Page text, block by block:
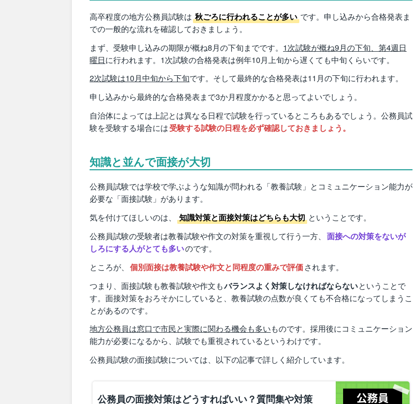
高卒程度の地方公務員試験は 秋ごろに行われることが多い です。申し込みから合格発表ま
での一般的な流れを確認しておきましょう。
まず、受験申し込みの期限が概ね8月の下旬までです。 1次試験が概ね9月の下旬、第4週日
曜日に行われます。1次試験の合格発表は例年10月上旬から遅くても中旬くらいです。
2次試験は10月中旬から下旬です。そして最終的な合格発表は11月の下旬に行われます。
申し込みから最終的な合格発表まで3か月程度かかると思ってよいでしょう。
自治体によっては上記とは異なる日程で試験を行っているところもあるでしょう。公務員試
験を受験する場合には受験する試験の日程を必ず確認しておきましょう。
知識と並んで面接が大切
公務員試験では学校で学ぶような知識が問われる「教養試験」とコミュニケーション能力が
必要な「面接試験」があります。
気を付けてほしいのは、
知識対策と面接対策はどちらも大切 ということです。
公務員試験の受験者は教養試験や作文の対策を重視して行う一方、 面接への対策をないが
しろにする人がとても多いのです。
ところが、 個別面接は教養試験や作文と同程度の重みで評価されます。
つまり、面接試験も教養試験や作文もバランスよく対策しなければならないということで
す。面接対策をおろそかにしていると、教養試験の点数が良くても不合格になってしまうこ
とがあるのです。
地方公務員は窓口で市民と実際に関わる機会も多いものです。採用後にコミュニケーション
能力が必要になるから、試験でも重視されているというわけです。
公務員試験の面接試験については、以下の記事で詳しく紹介しています。
公務員の面接対策はどうすればいい？質問集や対策